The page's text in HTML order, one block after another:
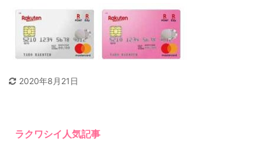
2020年8月21日
ラクワシイ人気記事